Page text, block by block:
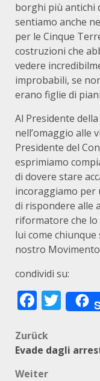
borghi più antichi
sentiamo anche
per le Cinque
costruzioni che
vedere
improbabili, se
erano figlie di
Al Presidente
nell’omaggio alle
Presidente del
esprimiamo
di dovere stare
incoraggiamo per
di rispondere alle
riformatore che lo
lui come
nostro
condividi su:
Zurück
Evade dagli
Weiter